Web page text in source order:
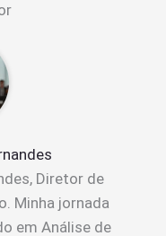
Diretor de
Minha jornada
em Análise de